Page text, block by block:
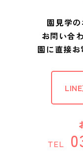
園見学の
お問い合
園に直接お
TEL